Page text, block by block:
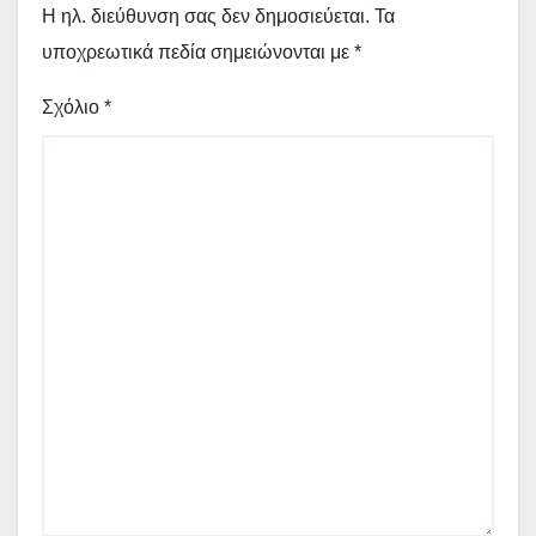
Η ηλ. διεύθυνση σας δεν δημοσιεύεται. Τα
υποχρεωτικά πεδία σημειώνονται με *
Σχόλιο *